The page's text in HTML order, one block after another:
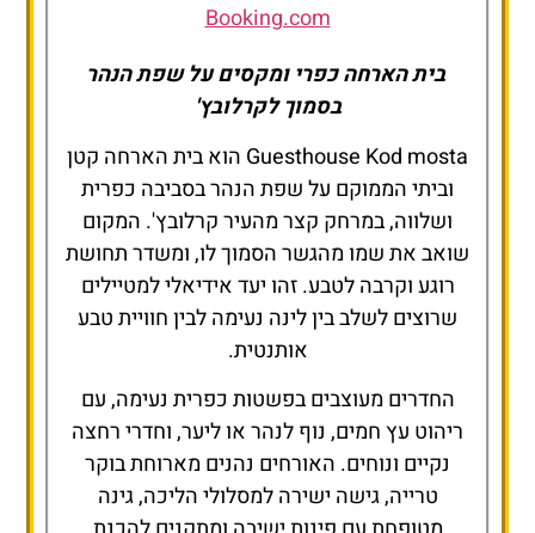
Booking.com
בית הארחה כפרי ומקסים על שפת הנהר
בסמוך לקרלובץ'
Guesthouse Kod mosta הוא בית הארחה קטן
וביתי הממוקם על שפת הנהר בסביבה כפרית
ושלווה, במרחק קצר מהעיר קרלובץ'. המקום
שואב את שמו מהגשר הסמוך לו, ומשדר תחושת
רוגע וקרבה לטבע. זהו יעד אידיאלי למטיילים
שרוצים לשלב בין לינה נעימה לבין חוויית טבע
אותנטית.
החדרים מעוצבים בפשטות כפרית נעימה, עם
ריהוט עץ חמים, נוף לנהר או ליער, וחדרי רחצה
נקיים ונוחים. האורחים נהנים מארוחת בוקר
טרייה, גישה ישירה למסלולי הליכה, גינה